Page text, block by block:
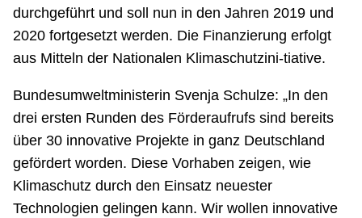
durchgeführt und soll nun in den Jahren 2019 und
2020 fortgesetzt werden. Die Finanzierung erfolgt
aus Mitteln der Nationalen Klimaschutzini-tiative.
Bundesumweltministerin Svenja Schulze: „In den
drei ersten Runden des Förderaufrufs sind bereits
über 30 innovative Projekte in ganz Deutschland
gefördert worden. Diese Vorhaben zeigen, wie
Klimaschutz durch den Einsatz neuester
Technologien gelingen kann. Wir wollen innovative